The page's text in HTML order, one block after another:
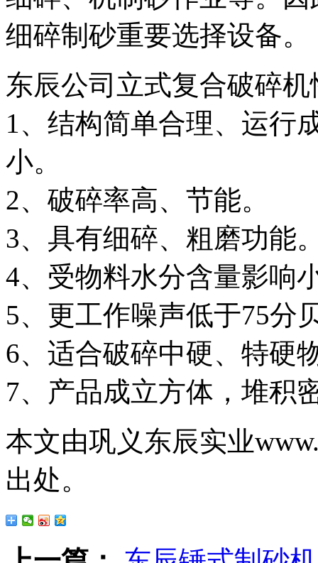
细碎制砂重要选择设备。
东辰公司立式复合破碎
1、结构简单合理、运行
小。
2、破碎率高、节能。
3、具有细碎、粗磨功能
4、受物料水分含量影响
5、更工作噪声低于75分
6、适合破碎中硬、特硬
7、产品成立方体，堆积
本文由巩义东辰实业
出处。